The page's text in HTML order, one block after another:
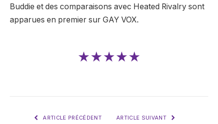
Buddie et des comparaisons avec Heated Rivalry sont
apparues en premier sur GAY VOX.
★★★★★
ARTICLE PRÉCÉDENT ARTICLE SUIVANT